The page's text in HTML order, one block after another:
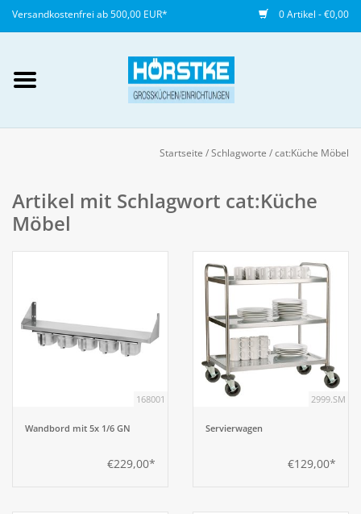
Versandkostenfrei ab 500,00 EUR* 0 Artikel - €0,00
anlegen
NEU
Buffet
Startseite /Schlagworte /cat:Küche Möbel
Artikel mit Schlagwort cat:Küche
Möbel
168001
Wandbord mit 5x 1/6 GN
€229,00*
2999.SM
Servierwagen
€129,00*